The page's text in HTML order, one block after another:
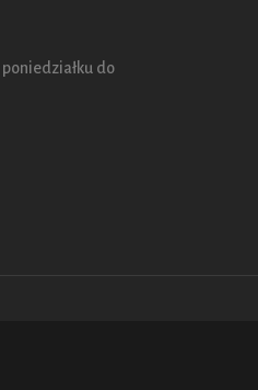
do